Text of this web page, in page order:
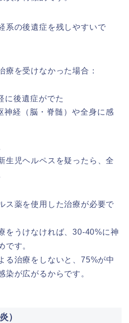
系の後遺症を残しやすいで
療を受けなかった場合：
に後遺症がでた
神経（脳・脊髄）や全身に感
生児ヘルペスを疑ったら、全
ス薬を使用した治療が必要で
をうけなければ、30-40%に神
です。
る治療をしないと、75%が中
染が広がるからです。
）